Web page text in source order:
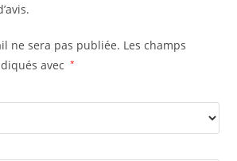
ne sera pas publiée. Les champs
avec
*